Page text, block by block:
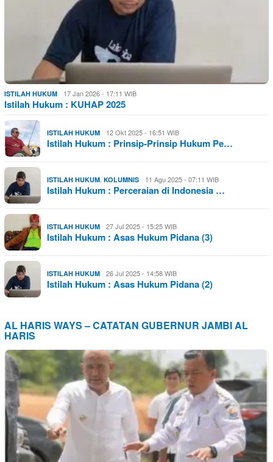
ISTILAH HUKUM 17 Jan 2026 - 17:11 WIB
Istilah Hukum : KUHAP 2025
ISTILAH HUKUM 12 Okt 2025 - 16:51 WIB
Istilah Hukum : Prinsip-Prinsip Hukum Pe…
ISTILAH HUKUM, KOLUMNIS 11 Agu 2025 - 07:11 WIB
Istilah Hukum : Perceraian di Indonesia …
ISTILAH HUKUM 27 Jul 2025 - 15:25 WIB
Istilah Hukum : Asas Hukum Pidana (3)
ISTILAH HUKUM 26 Jul 2025 - 14:58 WIB
Istilah Hukum : Asas Hukum Pidana (2)
AL HARIS WAYS – CATATAN GUBERNUR JAMBI AL
HARIS